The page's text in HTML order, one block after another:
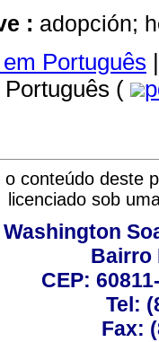
: adopción;
Português |
Português (
o conteúdo deste
licenciado sob
Washington
Bairro
CEP:
Tel:
Fax: